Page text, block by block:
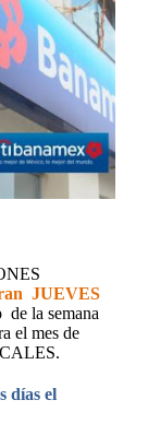
JUEVES
de la semana
el mes de
días el